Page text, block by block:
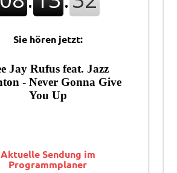
Sie hören jetzt:
Aktuelle Sendung im
Programmplaner